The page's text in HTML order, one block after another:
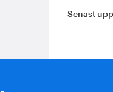
Senast